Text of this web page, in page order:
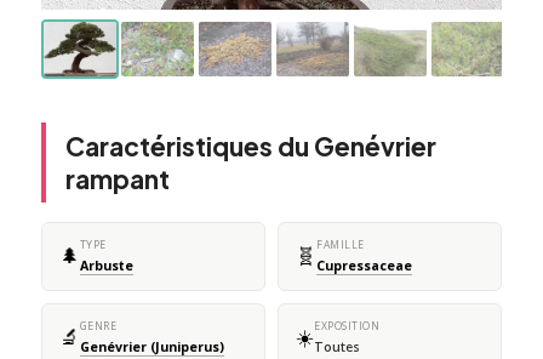
Caractéristiques du Genévrier
rampant
🌲 TYPE
Arbuste 🧬 FAMILLE
Cupressaceae
🔬 GENRE
Genévrier (Juniperus) ☀️EXPOSITION
Toutes